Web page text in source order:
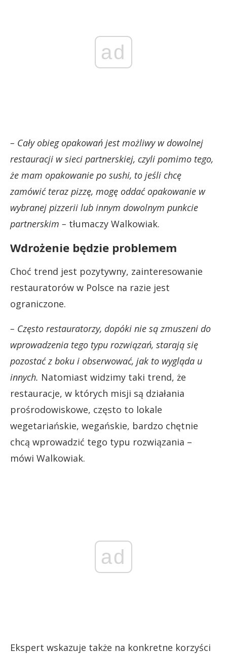
ad
– Cały obieg opakowań jest możliwy w dowolnej
restauracji w sieci partnerskiej, czyli pomimo tego,
że mam opakowanie po sushi, to jeśli chcę
zamówić teraz pizzę, mogę oddać opakowanie w
wybranej pizzerii lub innym dowolnym punkcie
partnerskim – tłumaczy Walkowiak.
Wdrożenie będzie problemem
Choć trend jest pozytywny, zainteresowanie
restauratorów w Polsce na razie jest
ograniczone.
– Często restauratorzy, dopóki nie są zmuszeni do
wprowadzenia tego typu rozwiązań, starają się
pozostać z boku i obserwować, jak to wygląda u
innych. Natomiast widzimy taki trend, że
restauracje, w których misji są działania
prośrodowiskowe, często to lokale
wegetariańskie, wegańskie, bardzo chętnie
chcą wprowadzić tego typu rozwiązania –
mówi Walkowiak.
ad
Ekspert wskazuje także na konkretne korzyści